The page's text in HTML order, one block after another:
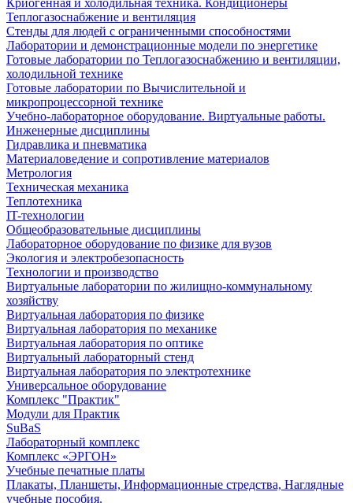
Криогенная и холодильная техника. Кондиционеры
Теплогазоснабжение и вентиляция
Стенды для людей с ограниченными способностями
Лаборатории и демонстрационные модели по энергетике
Готовые лаборатории по Теплогазоснабжению и вентиляции,
холодильной технике
Готовые лаборатории по Вычислительной и
микропроцессорной технике
Учебно-лабораторное оборудование. Виртуальные работы.
Инженерные дисциплины
Гидравлика и пневматика
Материаловедение и сопротивление материалов
Метрология
Техническая механика
Теплотехника
IT-технологии
Общеобразовательные дисциплины
Лабораторное оборудование по физике для вузов
Экология и электробезопасность
Технологии и производство
Виртуальные лаборатории по жилищно-коммунальному
хозяйству
Виртуальная лаборатория по физике
Виртуальная лаборатория по механике
Виртуальная лаборатория по оптике
Виртуальный лабораторный стенд
Виртуальная лаборатория по электротехнике
Универсальное оборудование
Комплекс "Практик"
Модули для Практик
SuBaS
Лабораторный комплекс
Комплекс «ЭРГОН»
Учебные печатные платы
Плакаты, Планшеты, Информационные стредства, Наглядные
учебные пособия.